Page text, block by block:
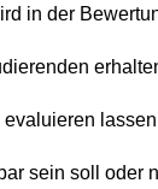
in der
sein soll oder